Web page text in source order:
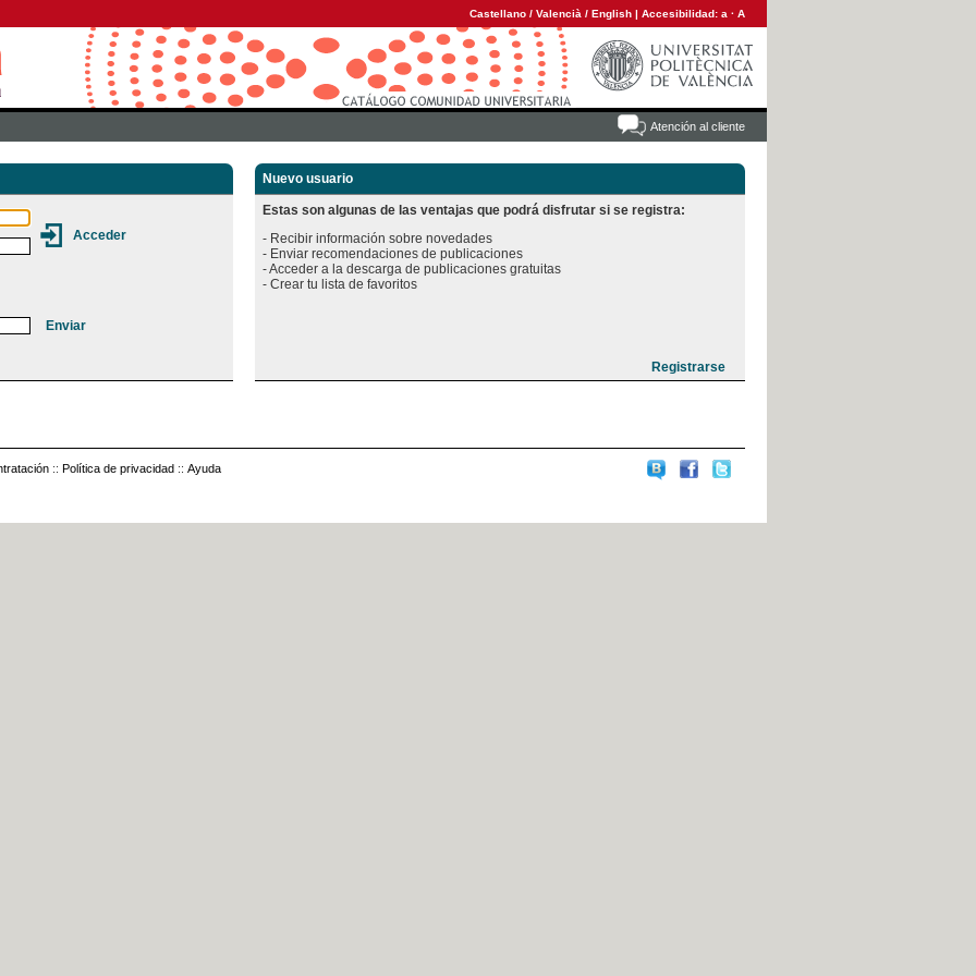
Castellano / Valencià / English | Accesibilidad: a · A
Atención al cliente
Nuevo usuario
Estas son algunas de las ventajas que podrá disfrutar si se registra:
- Recibir información sobre novedades
- Enviar recomendaciones de publicaciones
- Acceder a la descarga de publicaciones gratuitas
:: Política de privacidad :: Ayuda